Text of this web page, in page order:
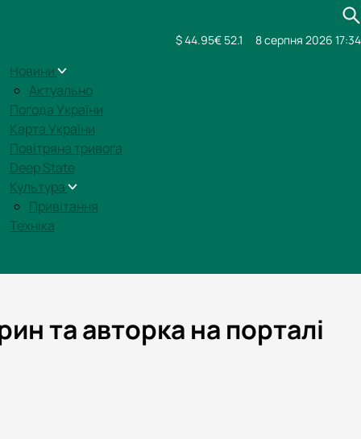
Новини
Актуально
Погода України
Карта України
Повітряна тривога
Deep State
Культура
Привітання
Техніка
$ 44.95€ 52.1 8 серпня 2026 17:34
та авторка на порталі